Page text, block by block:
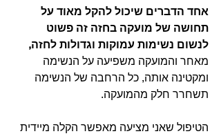
אחד הדברים שיכול להקל מאוד על
תחושה של מועקה בחזה זה פשוט
לנשום נשימות עמוקות וגדולות לחזה,
מאחר והמועקה משפיעה על הנשימה
ומקטינה אותה, כל הרחבה של הנשימה
תשחרר חלק מהמועקה.
הטיפול שאני מציעה מאפשר הקלה מיידית